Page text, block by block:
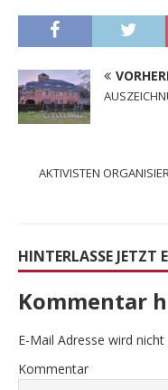
AKTIVISTEN
HINTERLASSE
Kommentar
E-Mail Adresse wird
Kommentar